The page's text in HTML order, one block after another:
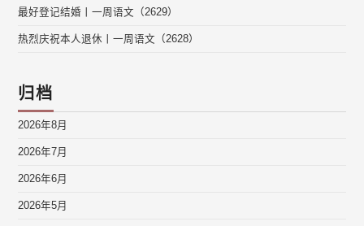
最好登记结婚丨一周语文（2629）
热烈庆祝本人退休丨一周语文（2628）
归档
2026年8月
2026年7月
2026年6月
2026年5月